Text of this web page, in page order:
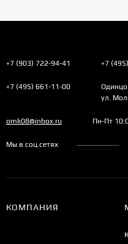
+7 (903) 722-94-41 +7
+7 (495) 661-11-00
ул.
omk08@inbox.ru Пн-Пт
Мы в соц.сетях
КОМПАНИЯ